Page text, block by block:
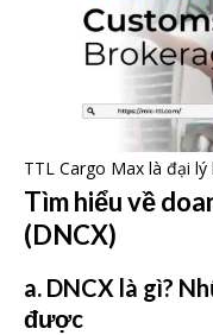
TTL Cargo Max là đại
Tìm hiểu về
(DNCX)
a. DNCX là gì?
được